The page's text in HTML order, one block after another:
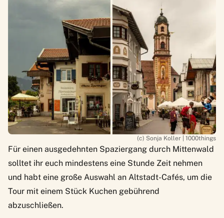
(c) Sonja Koller | 1000things
Für einen ausgedehnten Spaziergang durch Mittenwald
solltet ihr euch mindestens eine Stunde Zeit nehmen
und habt eine große Auswahl an Altstadt-Cafés, um die
Tour mit einem Stück Kuchen gebührend
abzuschließen.